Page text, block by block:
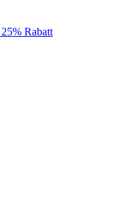
Rabatt